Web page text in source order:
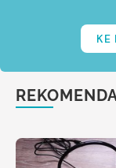
KE